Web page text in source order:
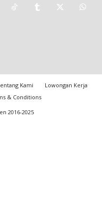
Kami
Lowongan Kerja
& Conditions
2016-2025